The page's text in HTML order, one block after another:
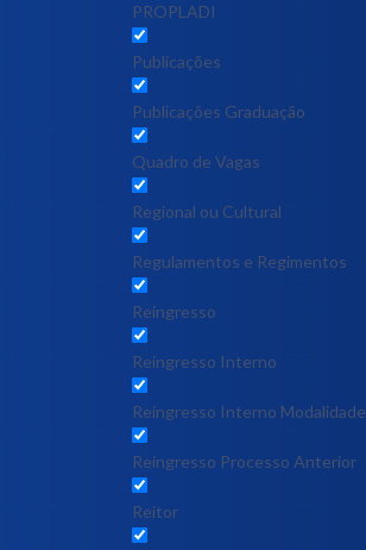
PROPLADI
Publicações
Publicações Graduação
Quadro de Vagas
Regional ou Cultural
Regulamentos e Regimentos
Reingresso
Reingresso Interno
Reingresso Interno Modalidade
Reingresso Processo Anterior
Reitor